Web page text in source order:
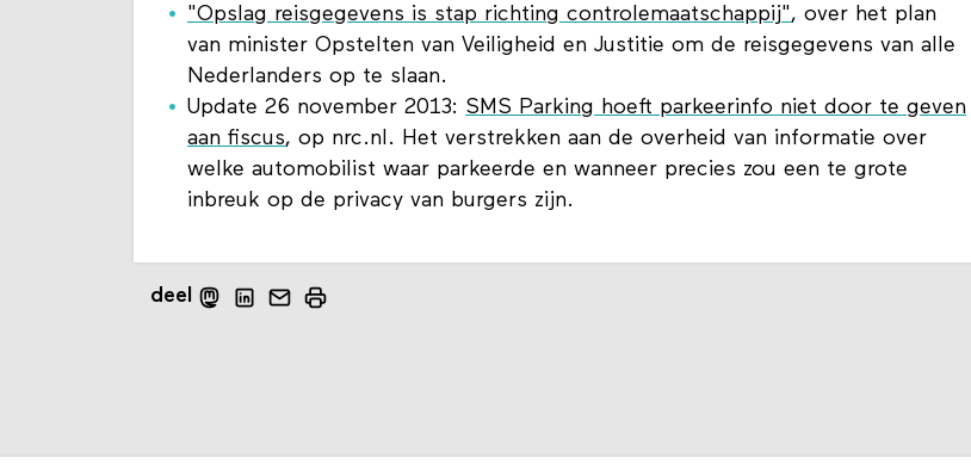
"Opslag reisgegevens is stap richting controlemaatschappij", over het plan
van minister Opstelten van Veiligheid en Justitie om de reisgegevens van alle
Nederlanders op te slaan.
Update 26 november 2013: SMS Parking hoeft parkeerinfo niet door te geven
aan fiscus, op nrc.nl. Het verstrekken aan de overheid van informatie over
welke automobilist waar parkeerde en wanneer precies zou een te grote
inbreuk op de privacy van burgers zijn.
deel